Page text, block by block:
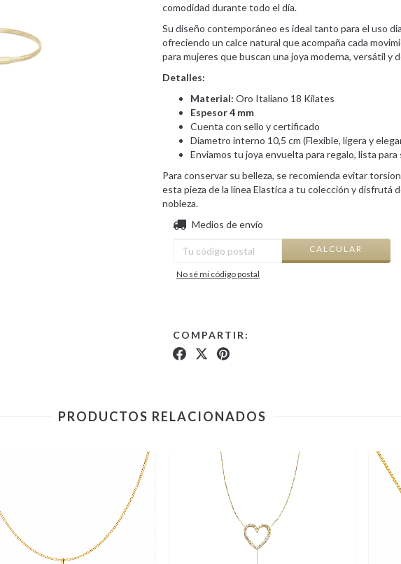
comodidad durante todo el día.
Su diseño contemporáneo es ideal tanto para el uso
ofreciendo un calce natural que acompaña cada
para mujeres que buscan una joya moderna, versátil y
Detalles:
Material: Oro Italiano 18 Kilates
Espesor 4 mm
Cuenta con sello y certificado
Diametro interno 10,5 cm (Flexible, ligera y
Enviamos tu joya envuelta para regalo, lista
Para conservar su belleza, se recomienda evitar
esta pieza de la línea Elastica a tu colección y disfrutá
nobleza.
Entregas para el CP:
Medios de envío
CALCULAR
No sé mi código postal
COMPARTIR:
PRODUCTOS RELACIONADOS